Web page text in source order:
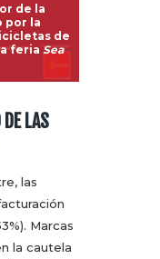
de la
por la
de
feria Sea
LAS
las
Marcas
la cautela